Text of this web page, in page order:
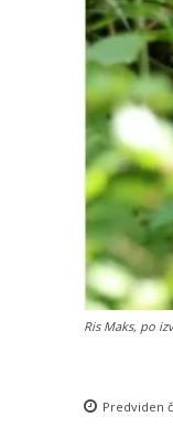
Ris Maks, po
Predviden